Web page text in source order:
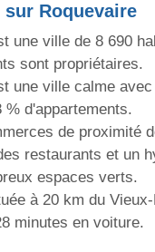
Roquevaire
une ville de 8 690
sont propriétaires.
une ville calme
% d'appartements.
de proximité
restaurants et un
espaces verts.
à 20 km du
minutes en voiture.